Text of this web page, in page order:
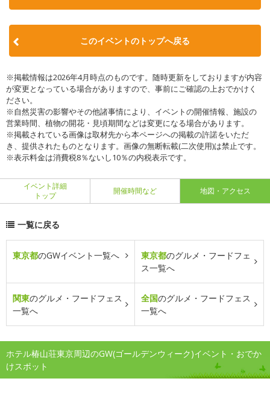
このイベントのトップへ戻る
※掲載情報は2026年4月時点のものです。随時更新をしておりますが内容
が変更となっている場合がありますので、事前にご確認の上おでかけく
ださい。
※自然災害の影響やその他諸事情により、イベントの開催情報、施設の
営業時間、植物の開花・見頃期間などは変更になる場合があります。
※掲載されている画像は取材先から本ページへの掲載の許諾をいただ
き、提供されたものとなります。画像の無断転載(二次使用)は禁止です。
※表示料金は消費税8％ないし10％の内税表示です。
イベント詳細
トップ
開催時間など 地図・アクセス
一覧に戻る
東京都のGWイベント一覧へ 東京都のグルメ・フードフェ
ス一覧へ
関東のグルメ・フードフェス
一覧へ
全国のグルメ・フードフェス
一覧へ
ホテル椿山荘東京周辺のGW(ゴールデンウィーク)イベント・おでか
けスポット